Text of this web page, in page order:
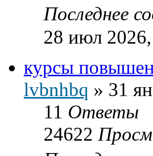
Последнее
28 июл
курсы
lvbnhbq » 31
11 Ответы
24622